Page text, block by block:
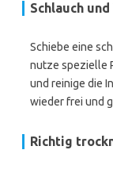
Schlauch
Schiebe eine
nutze spezielle
und reinige die
wieder frei und
Richtig